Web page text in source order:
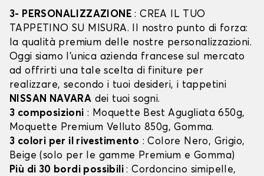
3- PERSONALIZZAZIONE: CREA IL TUO
TAPPETINO SU MISURA. Il nostro punto di forza:
la qualità premium delle nostre personalizzazioni.
Oggi siamo l’unica azienda francese sul mercato
ad offrirti una tale scelta di finiture per
realizzare, secondo i tuoi desideri, i tappetini
NISSAN NAVARA dei tuoi sogni.
3 composizioni : Moquette Best Agugliata 650g,
Moquette Premium Velluto 850g, Gomma.
3 colori per il rivestimento : Colore Nero, Grigio,
Beige (solo per le gamme Premium e Gomma)
Più di 30 bordi possibili: Cordoncino simipelle,